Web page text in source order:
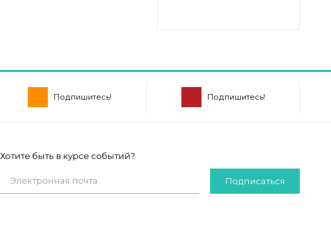
Подпишитесь! Подпишитесь!
Хотите быть в курсе событий?
Подписаться